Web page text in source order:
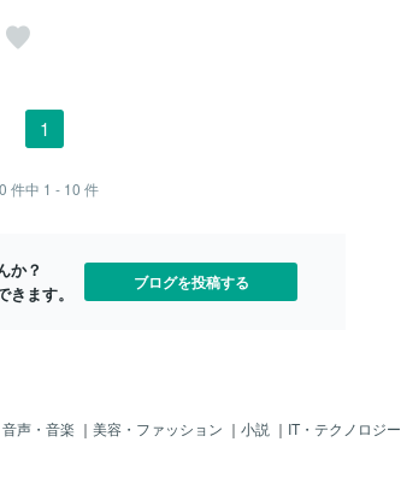
あとは私がそちらをスマホで撮影しただ
れていますので大きく問題はありません
可能です。この画像を元に復元作業で
す。イラスト各種はフリー素材でしたの
し
ら
を
れ
コ
ン
1
件中 1 - 10 件
か？
ます。
ブログを投稿する
音声・音楽 ｜ 美容・ファッション ｜ 小説 ｜ IT・テクノロジー